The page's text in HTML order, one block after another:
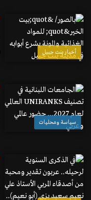
أخبار بنت جبيل
سياسة ومحليات